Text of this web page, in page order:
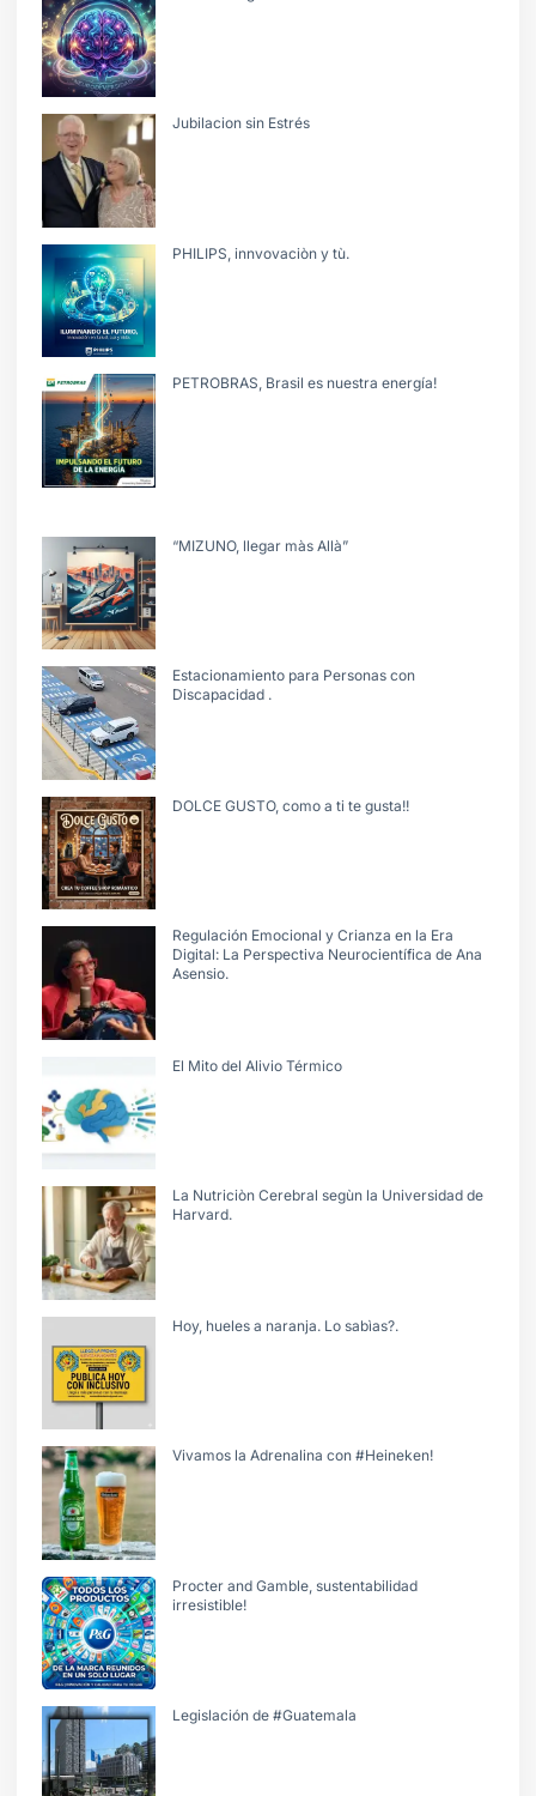
Jubilacion sin Estrés
PHILIPS, innvovaciòn y tù.
PETROBRAS, Brasil es nuestra energía!
“MIZUNO, llegar màs Allà”
Estacionamiento para Personas con
Discapacidad .
DOLCE GUSTO, como a ti te gusta!!
Regulación Emocional y Crianza en la Era
Digital: La Perspectiva Neurocientífica de Ana
Asensio.
El Mito del Alivio Térmico
La Nutriciòn Cerebral segùn la Universidad de
Harvard.
Hoy, hueles a naranja. Lo sabìas?.
Vivamos la Adrenalina con #Heineken!
Procter and Gamble, sustentabilidad
irresistible!
Legislación de #Guatemala